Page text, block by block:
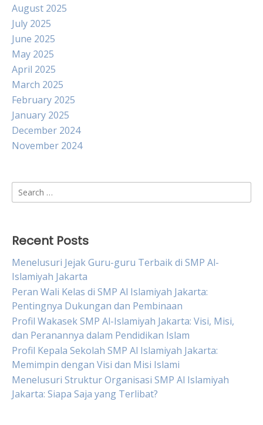
August 2025
July 2025
June 2025
May 2025
April 2025
March 2025
February 2025
January 2025
December 2024
November 2024
Search
for:
Recent Posts
Menelusuri Jejak Guru-guru Terbaik di SMP Al-
Islamiyah Jakarta
Peran Wali Kelas di SMP Al Islamiyah Jakarta:
Pentingnya Dukungan dan Pembinaan
Profil Wakasek SMP Al-Islamiyah Jakarta: Visi, Misi,
dan Peranannya dalam Pendidikan Islam
Profil Kepala Sekolah SMP Al Islamiyah Jakarta:
Memimpin dengan Visi dan Misi Islami
Menelusuri Struktur Organisasi SMP Al Islamiyah
Jakarta: Siapa Saja yang Terlibat?